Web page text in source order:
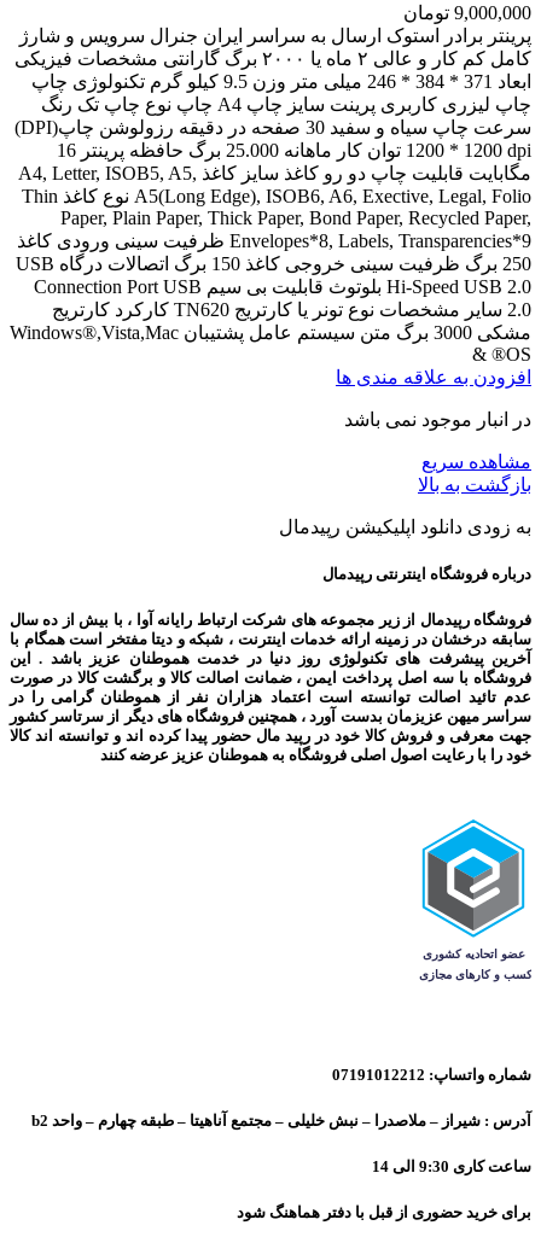
9,000,000 تومان
پرینتر برادر استوک ارسال به سراسر ایران جنرال سرویس و شارژ
کامل کم کار و عالی ۲ ماه یا ۲۰۰۰ برگ گارانتی مشخصات فیزیکی
ابعاد 371 * 384 * 246 میلی متر وزن 9.5 کیلو گرم تکنولوژی چاپ
چاپ لیزری کاربری پرینت سایز چاپ A4 چاپ نوع چاپ تک رنگ
سرعت چاپ سیاه و سفید 30 صفحه در دقیقه رزولوشن چاپ(DPI)
1200 * 1200 dpi توان کار ماهانه 25.000 برگ حافظه پرینتر 16
مگابایت قابلیت چاپ دو رو کاغذ سایز کاغذ A4, Letter, ISOB5, A5,
A5(Long Edge), ISOB6, A6, Exective, Legal, Folio نوع کاغذ Thin
Paper, Plain Paper, Thick Paper, Bond Paper, Recycled Paper,
Envelopes*8, Labels, Transparencies*9 ظرفیت سینی ورودی کاغذ
250 برگ ظرفیت سینی خروجی کاغذ 150 برگ اتصالات درگاه USB
Hi-Speed USB 2.0 بلوتوث قابلیت بی سیم Connection Port USB
2.0 سایر مشخصات نوع تونر یا کارتریج TN620 کارکرد کارتریج
مشکی 3000 برگ متن سیستم عامل پشتیبان Windows®,Vista,Mac
OS® &
افزودن به علاقه مندی ها
در انبار موجود نمی باشد
مشاهده سریع
بازگشت به بالا
به زودی دانلود اپلیکیشن رپیدمال
درباره فروشگاه اینترنتی رپیدمال
فروشگاه رپیدمال از زیر مجموعه های شرکت ارتباط رایانه آوا ، با بیش از ده سال
سابقه درخشان در زمینه ارائه خدمات اینترنت ، شبکه و دیتا مفتخر است همگام با
آخرین پیشرفت های تکنولوژی روز دنیا در خدمت هموطنان عزیز باشد . این
فروشگاه با سه اصل پرداخت ایمن ، ضمانت اصالت کالا و برگشت کالا در صورت
عدم تائید اصالت توانسته است اعتماد هزاران نفر از هموطنان گرامی را در
سراسر میهن عزیزمان بدست آورد ، همچنین فروشگاه های دیگر از سرتاسر کشور
جهت معرفی و فروش کالا خود در رپید مال حضور پیدا کرده اند و توانسته اند کالا
خود را با رعایت اصول اصلی فروشگاه به هموطنان عزیز عرضه کنند
شماره واتساپ: 07191012212
آدرس : شیراز – ملاصدرا – نبش خلیلی – مجتمع آناهیتا – طبقه چهارم – واحد b2
ساعت کاری 9:30 الی 14
برای خرید حضوری از قبل با دفتر هماهنگ شود